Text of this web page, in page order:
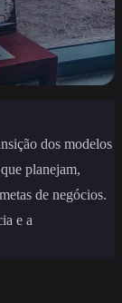
dos modelos
planejam,
de negócios.
e a